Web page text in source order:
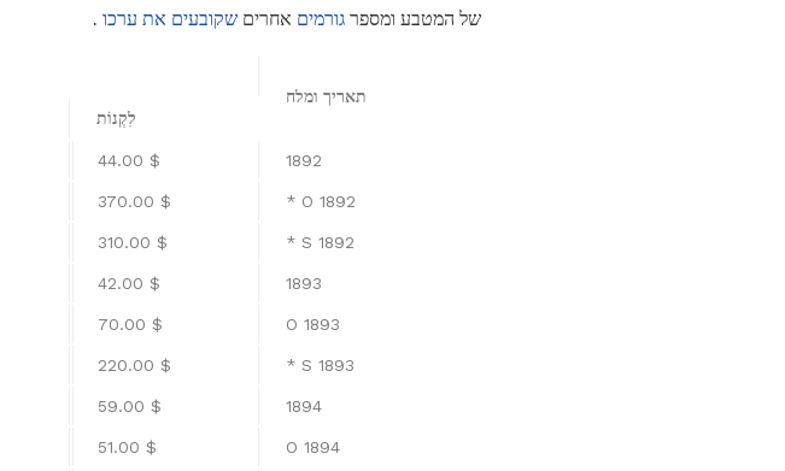
של המטבע ומספר גורמים אחרים שקובעים את ערכו .
תאריך ומלח
לִקְנוֹת
1892
$ 44.00
1892 O *
$ 370.00
1892 S *
$ 310.00
1893
$ 42.00
1893 O
$ 70.00
1893 S *
$ 220.00
1894
$ 59.00
1894 O
$ 51.00